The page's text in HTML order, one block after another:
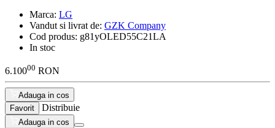
Marca: LG
Vandut si livrat de: GZK Company
Cod produs: g81yOLED55C21LA
In stoc
6.10000 RON
Adauga in cos
Favorit
Distribuie
Adauga in cos